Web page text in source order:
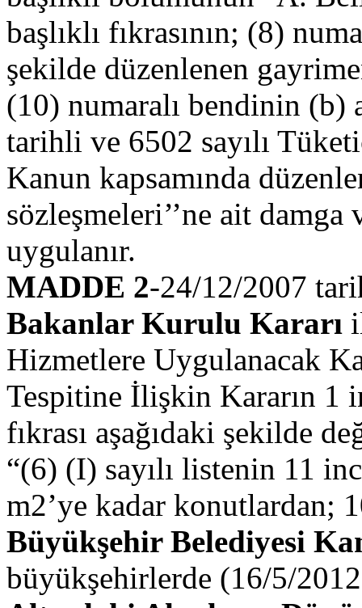
başlıklı fıkrasının; (8)
şekilde düzenlenen
(10) numaralı bendinin (b)
tarihli ve 6502 sayılı
Kanun kapsamında
sözleşmeleri’’ne ait
uygulanır.
MADDE 2-24/12/2007
Bakanlar Kurulu Kararı
Hizmetlere Uygulanacak
Tespitine İlişkin Kararın 1
fıkrası aşağıdaki şekilde
“(6) (I) sayılı listenin 11
m2’ye kadar konutlardan;
Büyükşehir Belediyesi
büyükşehirlerde (16/5/